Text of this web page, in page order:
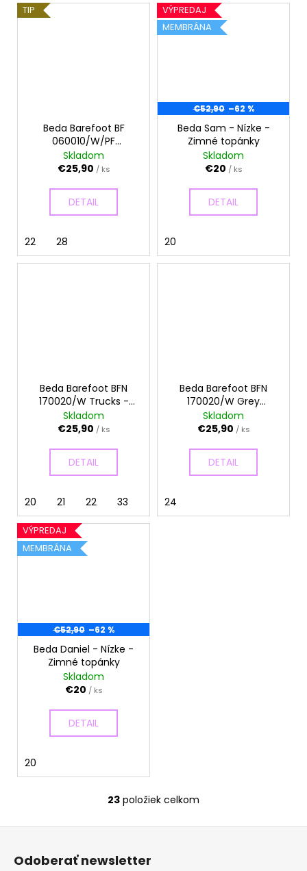
TIP
Beda Barefoot BF
060010/W/PF
Dinosaurs - Papuče
Skladom
€25,90 / ks
DETAIL
22 28
VÝPREDAJ
MEMBRÁNA
€52,90 –62 %
Beda Sam - Nízke -
Zimné topánky
Skladom
€20 / ks
DETAIL
20
Beda Barefoot BFN
170020/W Trucks -
Papuče
Skladom
€25,90 / ks
DETAIL
20 21 22 33
Beda Barefoot BFN
170020/W Grey
Aeroplane - Papuče
Skladom
€25,90 / ks
DETAIL
24
VÝPREDAJ
MEMBRÁNA
€52,90 –62 %
Beda Daniel - Nízke -
Zimné topánky
Skladom
€20 / ks
DETAIL
20
O
v
23 položiek celkom
Z
Odoberať newsletter